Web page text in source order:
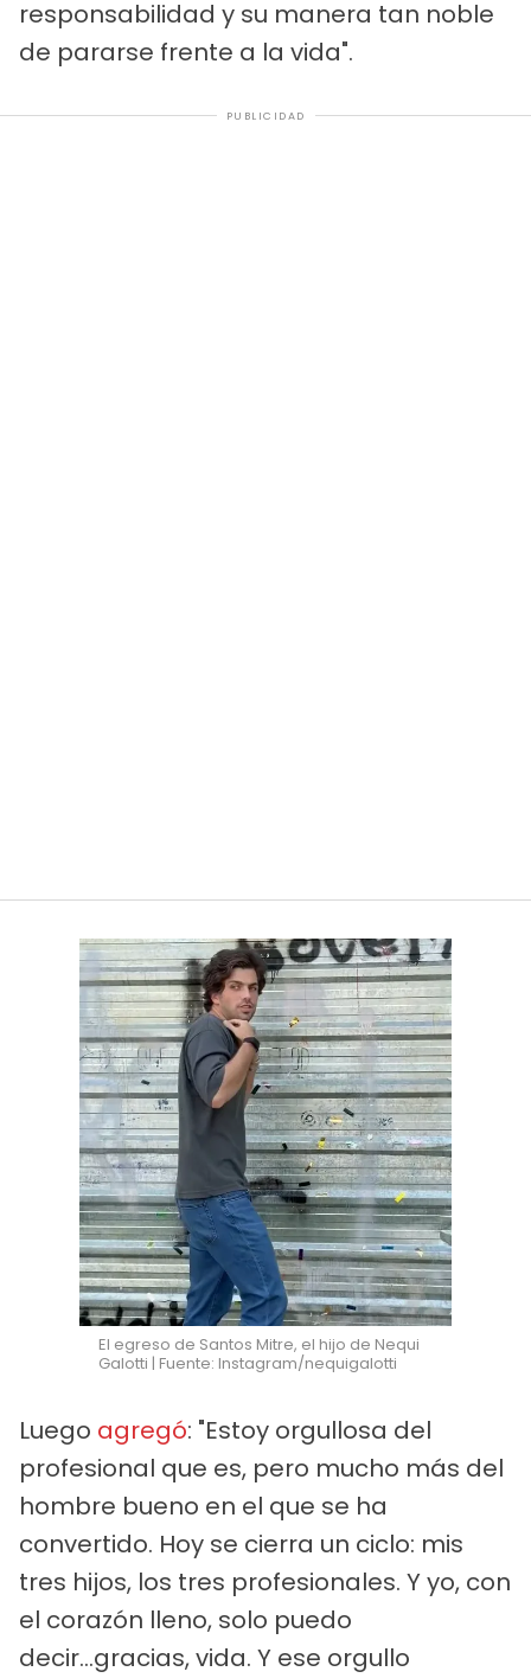
responsabilidad y su manera tan noble
de pararse frente a la vida".
PUBLICIDAD
El egreso de Santos Mitre, el hijo de Nequi
Galotti | Fuente: Instagram/nequigalotti
Luego agregó: "Estoy orgullosa del
profesional que es, pero mucho más del
hombre bueno en el que se ha
convertido. Hoy se cierra un ciclo: mis
tres hijos, los tres profesionales. Y yo, con
el corazón lleno, solo puedo
decir...gracias, vida. Y ese orgullo